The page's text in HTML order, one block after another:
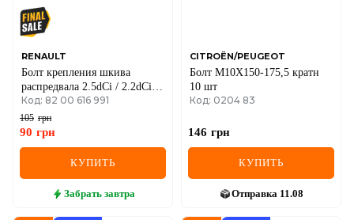
RENAULT
Болт крепления шкива
распредвала 2.5dCi / 2.2dCi +
2.5dCi Renault Espace IV
Код: 82 00 616 991
105 грн
90 грн
КУПИТЬ
Забрать завтра
CITROËN/PEUGEOT
Болт М10Х150-175,5 кратн
10 шт
Код: 0204 83
146 грн
КУПИТЬ
Отправка 11.08